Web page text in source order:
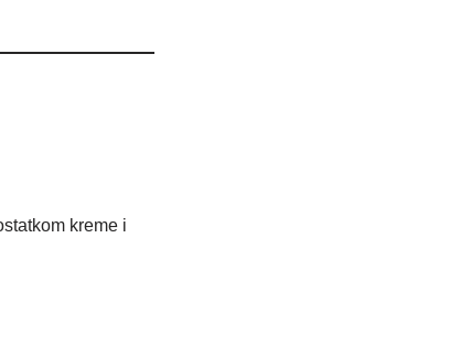
kreme i